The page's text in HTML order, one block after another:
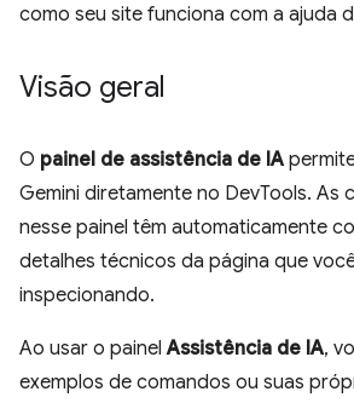
como seu site funciona com a ajuda
Visão geral
O painel de assistência de IA
Gemini diretamente no DevTools. As
nesse painel têm automaticamente
detalhes técnicos da página que
inspecionando.
Ao usar o painelAssistência de IA,
exemplos de comandos ou suas